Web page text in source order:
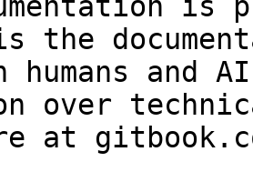
the
humans and
over
at